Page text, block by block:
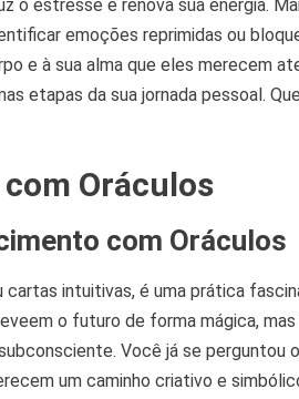
o estresse e renova sua energia.
emoções reprimidas ou
e à sua alma que eles merecem
etapas da sua jornada pessoal.
Oráculos
com Oráculos
intuitivas, é uma prática
o futuro de forma mágica,
Você já se perguntou
um caminho criativo e